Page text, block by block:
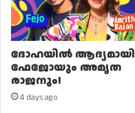
ദോഹയിൽ ആദ്യമായി
ഫേജോയും അമൃത
രാജനും!
4 days ago